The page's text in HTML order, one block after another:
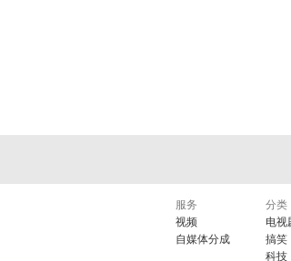
服务
视频
自媒体分成
分类
电视
搞笑
科技